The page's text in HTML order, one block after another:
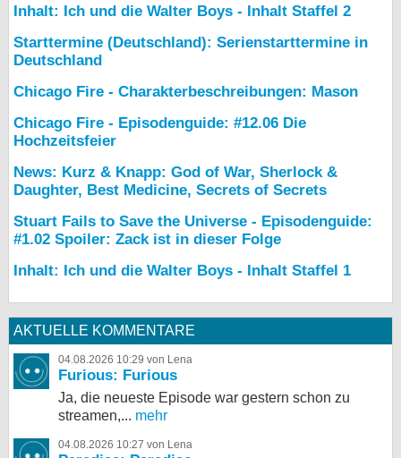
Inhalt: Ich und die Walter Boys - Inhalt Staffel 2
Starttermine (Deutschland): Serienstarttermine in
Deutschland
Chicago Fire - Charakterbeschreibungen: Mason
Chicago Fire - Episodenguide: #12.06 Die
Hochzeitsfeier
News: Kurz & Knapp: God of War, Sherlock &
Daughter, Best Medicine, Secrets of Secrets
Stuart Fails to Save the Universe - Episodenguide:
#1.02 Spoiler: Zack ist in dieser Folge
Inhalt: Ich und die Walter Boys - Inhalt Staffel 1
AKTUELLE KOMMENTARE
04.08.2026 10:29 von Lena
Furious: Furious
Ja, die neueste Episode war gestern schon zu
streamen,... mehr
04.08.2026 10:27 von Lena